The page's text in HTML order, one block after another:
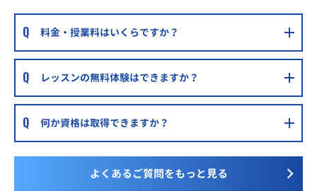
料金・授業料はいくらですか？
レッスンの無料体験はできますか？
何か資格は取得できますか？
よくあるご質問をもっと見る